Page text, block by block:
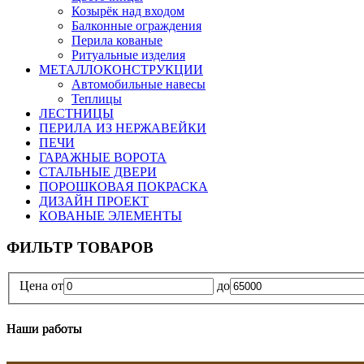
Козырёк над входом
Балконные ограждения
Перила кованые
Ритуальные изделия
МЕТАЛЛОКОНСТРУКЦИИ
Автомобильные навесы
Теплицы
ЛЕСТНИЦЫ
ПЕРИЛА ИЗ НЕРЖАВЕЙКИ
ПЕЧИ
ГАРАЖНЫЕ ВОРОТА
СТАЛЬНЫЕ ДВЕРИ
ПОРОШКОВАЯ ПОКРАСКА
ДИЗАЙН ПРОЕКТ
КОВАНЫЕ ЭЛЕМЕНТЫ
ФИЛЬТР ТОВАРОВ
Цена от до
Наши работы
Наши работы
Наши работы